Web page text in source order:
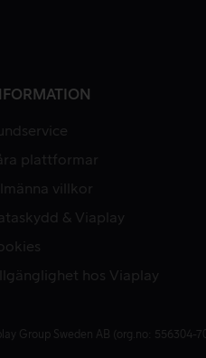
plattformar
villkor
& Viaplay
hos Viaplay
Group Sweden AB (org.no: 556304-